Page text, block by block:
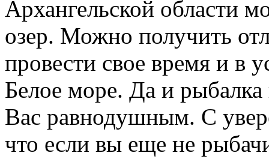
Архангельской области
озер. Можно получить
провести свое время и в
Белое море. Да и
Вас равнодушным. С
что если вы еще не